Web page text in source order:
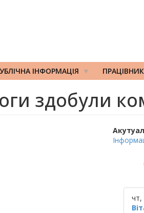
ІНФОРМАЦІЯ
здобули
чт,